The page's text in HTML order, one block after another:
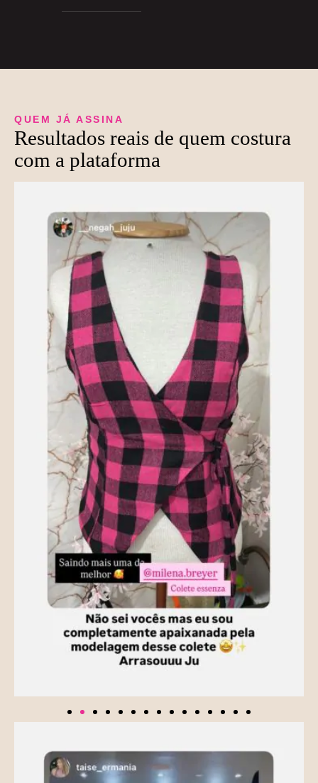
QUEM JÁ ASSINA
Resultados reais de quem costura
com a plataforma